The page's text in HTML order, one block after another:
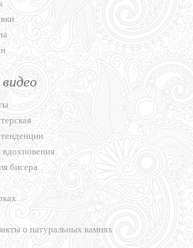
вдохновения
бисера
о натуральных камнях